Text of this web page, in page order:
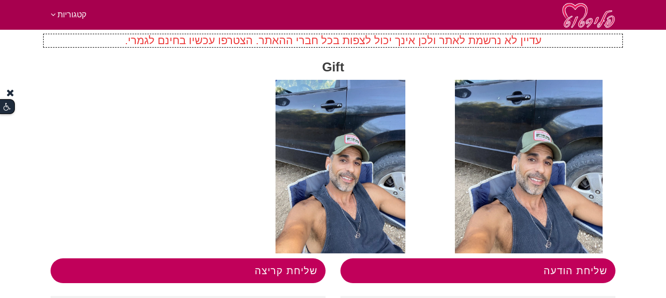
קטגוריות
עדיין לא נרשמת לאתר ולכן אינך יכול לצפות בכל חברי ההאתר. הצטרפו עכשיו בחינם לגמרי.
Gift
שליחת הודעה שליחת קריצה